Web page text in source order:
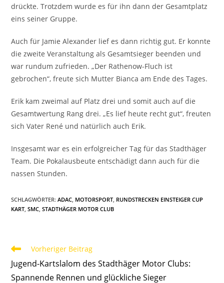
drückte. Trotzdem wurde es für ihn dann der Gesamtplatz
eins seiner Gruppe.
Auch für Jamie Alexander lief es dann richtig gut. Er konnte
die zweite Veranstaltung als Gesamtsieger beenden und
war rundum zufrieden. „Der Rathenow-Fluch ist
gebrochen“, freute sich Mutter Bianca am Ende des Tages.
Erik kam zweimal auf Platz drei und somit auch auf die
Gesamtwertung Rang drei. „Es lief heute recht gut“, freuten
sich Vater René und natürlich auch Erik.
Insgesamt war es ein erfolgreicher Tag für das Stadthäger
Team. Die Pokalausbeute entschädigt dann auch für die
nassen Stunden.
SCHLAGWÖRTER:ADAC, MOTORSPORT, RUNDSTRECKEN EINSTEIGER CUP
KART, SMC, STADTHÄGER MOTOR CLUB
Weitere
ansehen
Vorheriger Beitrag
Jugend-Kartslalom des Stadthäger Motor Clubs:
Spannende Rennen und glückliche Sieger